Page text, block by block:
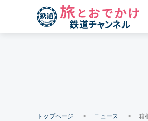
トップページ ニュース 箱